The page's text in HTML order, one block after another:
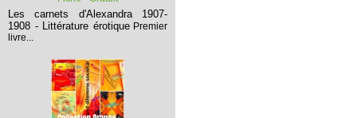
Les carnets d'Alexandra 1907-
1908 - Littérature érotique Premier
livre...